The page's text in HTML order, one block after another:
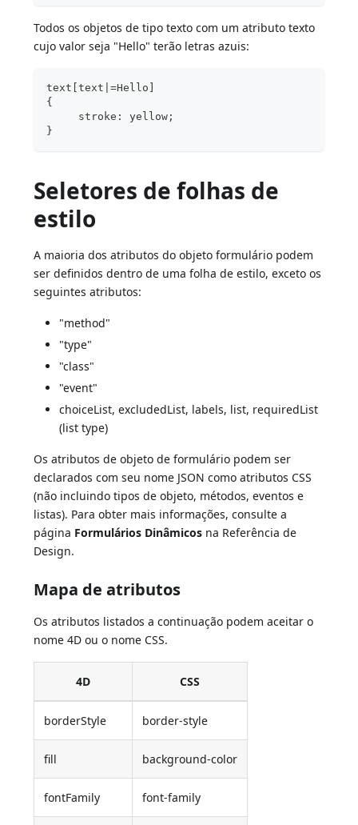
Todos os objetos de tipo texto com um atributo texto
cujo valor seja "Hello" terão letras azuis:
text[text|=Hello]
{
     stroke: yellow;
}
Seletores de folhas de
estilo
A maioria dos atributos do objeto formulário podem
ser definidos dentro de uma folha de estilo, exceto os
seguintes atributos:
"method"
"type"
"class"
"event"
choiceList, excludedList, labels, list, requiredList
(list type)
Os atributos de objeto de formulário podem ser
declarados com seu nome JSON como atributos CSS
(não incluindo tipos de objeto, métodos, eventos e
listas). Para obter mais informações, consulte a
página Formulários Dinâmicos na Referência de
Design.
Mapa de atributos
Os atributos listados a continuação podem aceitar o
nome 4D ou o nome CSS.
4D CSS
borderStyle border-style
fill background-color
fontFamily font-family